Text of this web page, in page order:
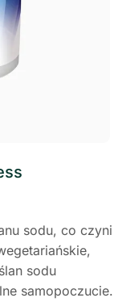
sodu, co czyni
sodu
samopoczucie.